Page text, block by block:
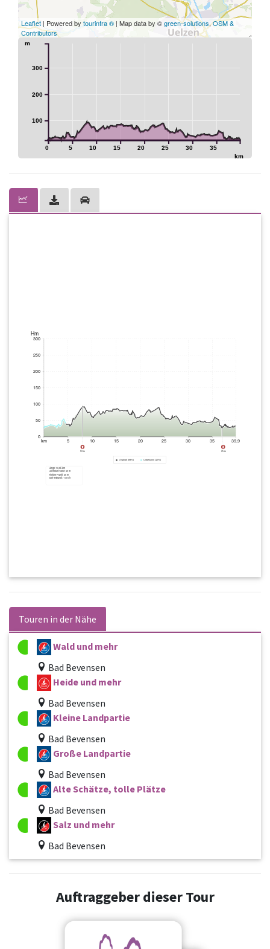
Leaflet | Powered by tourinfra ® | Map data by ©green-solutions,OSM &
Contributors
0 5 10 15 20 25 30 35
km
100
200
300
m
Touren in der Nähe
Wald und mehr
Bad Bevensen
Heide und mehr
Bad Bevensen
Kleine Landpartie
Bad Bevensen
Große Landpartie
Bad Bevensen
Alte Schätze, tolle Plätze
Bad Bevensen
Salz und mehr
Bad Bevensen
Auftraggeber dieser Tour